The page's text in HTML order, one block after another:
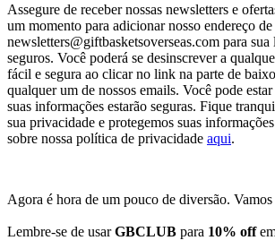
Assegure de receber nossas newsletters e
um momento para adicionar nosso endereço
newsletters@giftbasketsoverseas.com para sua
seguros. Você poderá se desinscrever a
fácil e segura ao clicar no link na parte de
qualquer um de nossos emails. Você pode
suas informações estarão seguras. Fique
sua privacidade e protegemos suas
sobre nossa política de privacidade aqui.
Agora é hora de um pouco de diversão. Vamos
Lembre-se de usarGBCLUB para 10% off